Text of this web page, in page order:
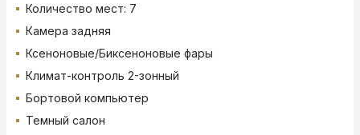
Количество мест: 7
Камера задняя
Ксеноновые/Биксеноновые фары
Климат-контроль 2-зонный
Бортовой компьютер
Темный салон